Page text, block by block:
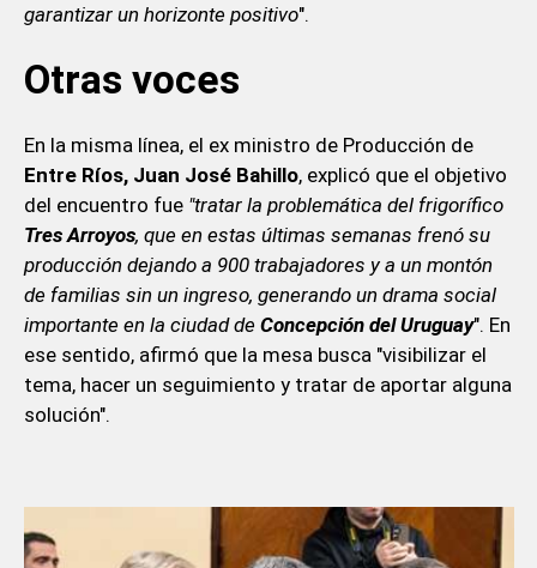
garantizar un horizonte positivo".
Otras voces
En la misma línea, el ex ministro de Producción de
Entre Ríos, Juan José Bahillo, explicó que el objetivo
del encuentro fue "tratar la problemática del frigorífico
Tres Arroyos, que en estas últimas semanas frenó su
producción dejando a 900 trabajadores y a un montón
de familias sin un ingreso, generando un drama social
importante en la ciudad de Concepción del Uruguay". En
ese sentido, afirmó que la mesa busca "visibilizar el
tema, hacer un seguimiento y tratar de aportar alguna
solución".